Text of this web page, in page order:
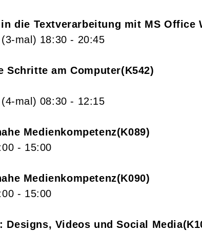
die Textverarbeitung mit MS Office
(3-mal) 18:30 - 20:45
Schritte am Computer K542
(4-mal) 08:30 - 12:15
Medienkompetenz K089
- 15:00
Medienkompetenz K090
- 15:00
Designs, Videos und Social Media